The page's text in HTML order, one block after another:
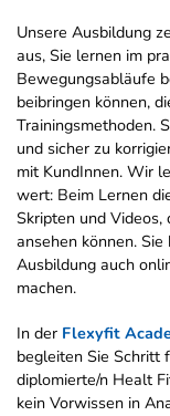
Unsere Ausbildung
aus, Sie lernen im
Bewegungsabläufe
beibringen können,
Trainingsmethoden.
und sicher zu
mit KundInnen. Wir
wert: Beim Lernen
Skripten und Videos,
ansehen können.
Ausbildung auch
machen.
In der Flexyfit
begleiten Sie Schritt
diplomierte/n Healt
kein Vorwissen in